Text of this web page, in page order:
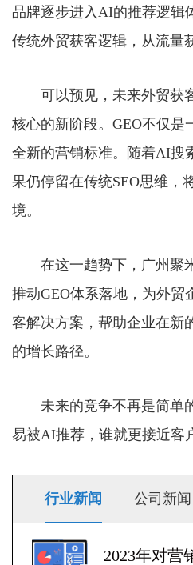
品牌逐步进入AI的推荐逻辑
传统外贸获客逻辑，从流量
可以预见，未来外贸获
核心的新阶段。GEO不仅是
全新的营销标准。随着AI搜
果仍停留在传统SEO思维，
境。
在这一趋势下，广州聚
推动GEO体系落地，为外
客解决方案，帮助企业在新
的增长路径。
未来的竞争不再是简单
易被AI推荐，谁就更接近客
行业新闻 公司新闻
2023年对营